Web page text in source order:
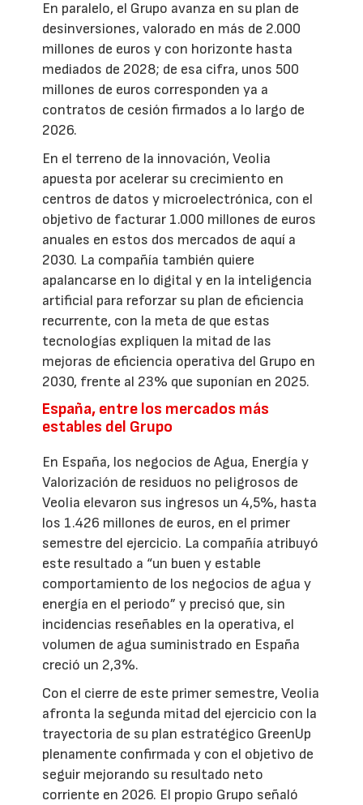
En paralelo, el Grupo avanza en su plan de
desinversiones, valorado en más de 2.000
millones de euros y con horizonte hasta
mediados de 2028; de esa cifra, unos 500
millones de euros corresponden ya a
contratos de cesión firmados a lo largo de
2026.
En el terreno de la innovación, Veolia
apuesta por acelerar su crecimiento en
centros de datos y microelectrónica, con el
objetivo de facturar 1.000 millones de euros
anuales en estos dos mercados de aquí a
2030. La compañía también quiere
apalancarse en lo digital y en la inteligencia
artificial para reforzar su plan de eficiencia
recurrente, con la meta de que estas
tecnologías expliquen la mitad de las
mejoras de eficiencia operativa del Grupo en
2030, frente al 23% que suponían en 2025.
España, entre los mercados más
estables del Grupo
En España, los negocios de Agua, Energía y
Valorización de residuos no peligrosos de
Veolia elevaron sus ingresos un 4,5%, hasta
los 1.426 millones de euros, en el primer
semestre del ejercicio. La compañía atribuyó
este resultado a “un buen y estable
comportamiento de los negocios de agua y
energía en el periodo” y precisó que, sin
incidencias reseñables en la operativa, el
volumen de agua suministrado en España
creció un 2,3%.
Con el cierre de este primer semestre, Veolia
afronta la segunda mitad del ejercicio con la
trayectoria de su plan estratégico GreenUp
plenamente confirmada y con el objetivo de
seguir mejorando su resultado neto
corriente en 2026. El propio Grupo señaló